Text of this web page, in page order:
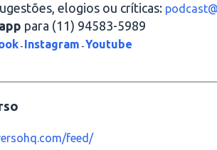
elogios ou críticas:
para (11) 94583-5989
- Instagram - Youtube
feed/